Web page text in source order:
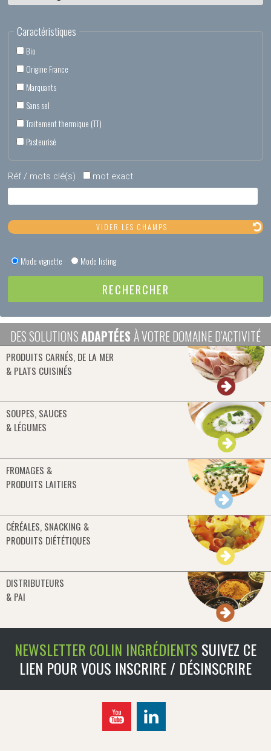
Caractéristiques
Bio
Origine France
Marquants
Sans sel
Traitement thermique (TT)
Pasteurisé
Réf / mots clé(s) mot exact
Mode vignette Mode listing
DES SOLUTIONSADAPTÉES À VOTRE DOMAINE D’ACTIVITÉ
PRODUITS CARNÉS, DE LA MER
& PLATS CUISINÉS
SOUPES, SAUCES
& LÉGUMES
FROMAGES &
PRODUITS LAITIERS
CÉRÉALES, SNACKING &
PRODUITS DIÉTÉTIQUES
DISTRIBUTEURS
& PAI
NEWSLETTER COLIN INGRÉDIENTS SUIVEZ CE
LIEN POUR VOUS INSCRIRE / DÉSINSCRIRE